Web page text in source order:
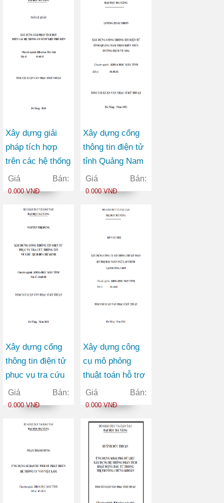
Xây dựng giải
pháp tích hợp
trên các hệ thống
cơ sở dữ liệu
phổ biến
Giá Bán:
0.000 VNĐ
Xây dựng cổng
thông tin điện tử
tỉnh Quảng Nam
theo kiến trúc
hướng dịch vụ
Giá Bán:
0.000 VNĐ
Xây dựng cổng
thông tin điện tử
phục vụ tra cứu
thông tin về chủ
tịch Hồ Chí Minh
Giá Bán:
0.000 VNĐ
Xây dựng công
cụ mô phỏng
thuật toán hỗ trợ
học ngôn ngữ lập
trình tại trường
Giá Bán:
0.000 VNĐ